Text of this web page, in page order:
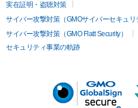
実在証明・盗聴対策
サイバー攻撃対策（GMOサイバーセキュリ
サイバー攻撃対策（GMO Flatt Security）
セキュリティ事業の軌跡